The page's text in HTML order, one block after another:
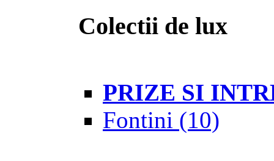
Colectii de lux
PRIZE SI
Fontini (10)